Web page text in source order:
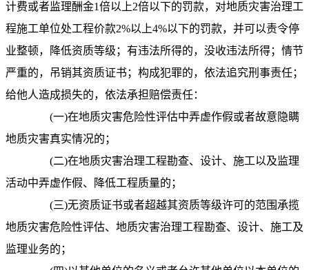
计费或者监理酬金1倍以上2倍以下的罚款，对地质灾害治理工
程施工单位处工程价款2%以上4%以下的罚款，并可以责令停
业整顿，降低资质等级；有违法所得的，没收违法所得；情节
严重的，吊销其资质证书；构成犯罪的，依法追究刑事责任；
给他人造成损失的，依法承担赔偿责任：
(一)在地质灾害危险性评估中弄虚作假或者故意隐瞒
地质灾害真实情况的；
(二)在地质灾害治理工程勘查、设计、施工以及监理
活动中弄虚作假、降低工程质量的；
(三)无资质证书或者超越其资质等级许可的范围承揽
地质灾害危险性评估、地质灾害治理工程勘查、设计、施工及
监理业务的；